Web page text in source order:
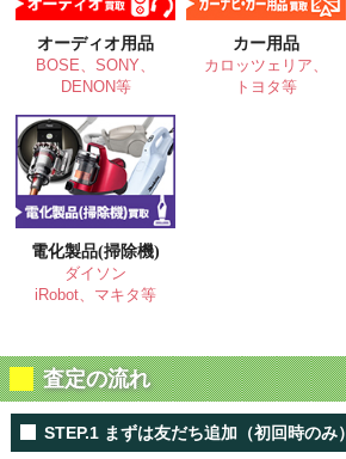
オーディオ用品
BOSE、SONY、
DENON等
カー用品
カロッツェリア、
トヨタ等
電化製品(掃除機)
ダイソン
iRobot、マキタ等
査定の流れ
STEP.1 まずは友だち追加（初回時のみ）